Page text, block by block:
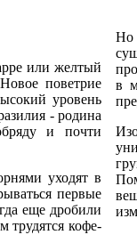
или желтый
поветрие
уровень
- родина
и почти
уходят в
первые
еще дробили
трудятся кофе-
Но
в